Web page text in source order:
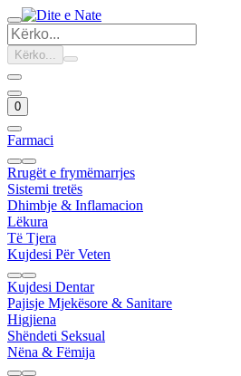
Kërko...
0
Farmaci
Rrugët e frymëmarrjes
Sistemi tretës
Dhimbje & Inflamacion
Lëkura
Të Tjera
Kujdesi Për Veten
Kujdesi Dentar
Pajisje Mjekësore & Sanitare
Higjiena
Shëndeti Seksual
Nëna & Fëmija